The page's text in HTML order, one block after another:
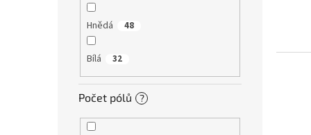
Hnědá 48
Bílá 32
Počet pólů ?